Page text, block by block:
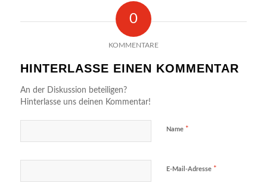
0
KOMMENTARE
HINTERLASSE EINEN KOMMENTAR
An der Diskussion beteiligen?
Hinterlasse uns deinen Kommentar!
Name *
E-Mail-Adresse *